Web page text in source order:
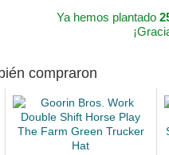
Ya hemos plantado
compraron